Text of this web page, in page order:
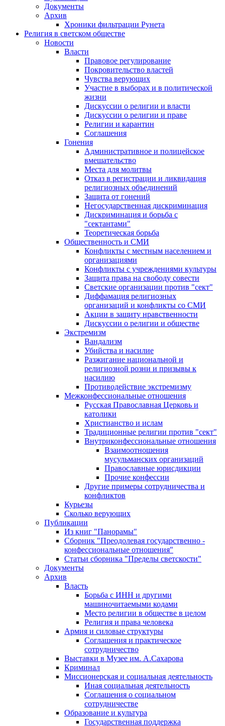
Документы
Архив
Хроники фильтрации Рунета
Религия в светском обществе
Новости
Власти
Правовое регулирование
Покровительство властей
Чувства верующих
Участие в выборах и в политической
жизни
Дискуссии о религии и власти
Дискуссии о религии и праве
Религии и карантин
Соглашения
Гонения
Административное и полицейское
вмешательство
Места для молитвы
Отказ в регистрации и ликвидация
религиозных объединений
Защита от гонений
Негосударственная дискриминация
Дискриминация и борьба с
"сектантами"
Теоретическая борьба
Общественность и СМИ
Конфликты с местным населением и
организациями
Конфликты с учреждениями культуры
Защита права на свободу совести
Светские организации против "сект"
Диффамация религиозных
организаций и конфликты со СМИ
Акции в защиту нравственности
Дискуссии о религии и обществе
Экстремизм
Вандализм
Убийства и насилие
Разжигание национальной и
религиозной розни и призывы к
насилию
Противодействие экстремизму
Межконфессиональные отношения
Русская Православная Церковь и
католики
Христианство и ислам
Традиционные религии против "сект"
Внутриконфессиональные отношения
Взаимоотношения
мусульманских организаций
Православные юрисдикции
Прочие конфессии
Другие примеры сотрудничества и
конфликтов
Курьезы
Сколько верующих
Публикации
Из книг "Панорамы"
Сборник "Преодолевая государственно -
конфессиональные отношения"
Статьи сборника "Пределы светскости"
Документы
Архив
Власть
Борьба с ИНН и другими
машиночитаемыми кодами
Место религии в обществе в целом
Религия и права человека
Армия и силовые структуры
Соглашения и практическое
сотрудничество
Выставки в Музее им. А.Сахарова
Криминал
Миссионерская и социальная деятельность
Иная социальная деятельность
Соглашения о социальном
сотрудничестве
Образование и культура
Государственная поддержка